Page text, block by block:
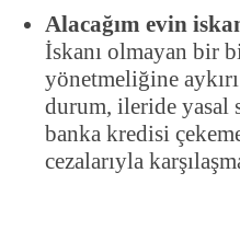
Alacağım evin
İskanı olmayan bir
yönetmeliğine
durum, ileride yasal
banka kredisi
cezalarıyla